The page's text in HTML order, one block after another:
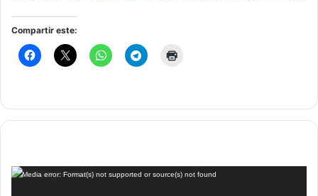
Compartir este:
Reproductor
Media error: Format(s) not supported or source(s) not found